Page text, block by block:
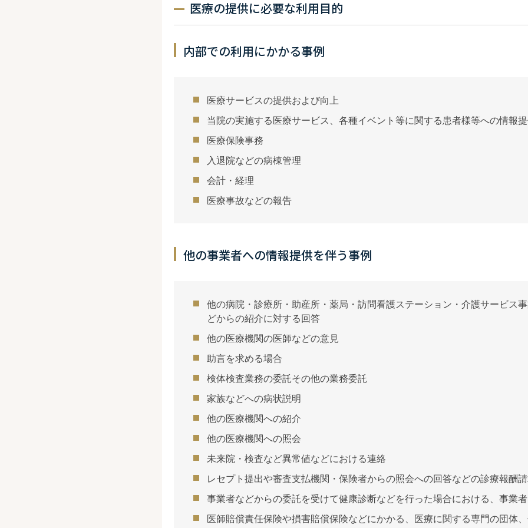
医療の提供に必要な利用目的
内部での利用にかかる事例
医療サービスの提供および向上
当院の実施する医療サービス、各種イベント等に関する患者様等への情報
医療保険事務
入退院などの病棟管理
会計・経理
医療事故などの報告
他の事業者への情報提供を伴う事例
他の病院・診療所・助産所・薬局・訪問看護ステーション・介護サービス
どからの紹介に対する回答
他の医療機関の医師などの意見
助言を求める場合
検体検査業務の委託その他の業務委託
家族などへの病状説明
他の医療機関への紹介
他の医療機関への照会
未来院・検査など異常値などにおける連絡
レセプト提出や審査支払機関・保険者からの照会への回答などの診療報酬
事業者などからの委託を受けて健康診断などを行った場合における、事業
医師賠償責任保険や損害賠償保険などにかかる、医療に関する専門の団体